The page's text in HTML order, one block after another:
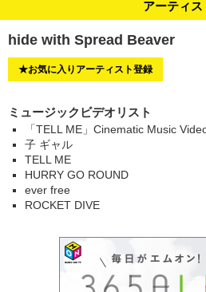
アーティス
hide with Spread Beaver
★お気に入りアーティスト登録
ミュージックビデオリスト
「TELL ME」Cinematic Music
子 ギャル
TELL ME
HURRY GO ROUND
ever free
ROCKET DIVE